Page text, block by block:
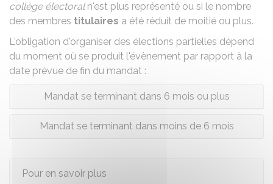
collège électoraln'est plus représenté ou si le nombre
des membres titulaires a été réduit de moitié ou plus.
L'obligation d'organiser des élections partielles dépend
du moment où se produit l'évènement par rapport à la
date prévue de fin du mandat :
Mandat se terminant dans 6 mois ou plus
Mandat se terminant dans moins de 6 mois
Pour en savoir plus